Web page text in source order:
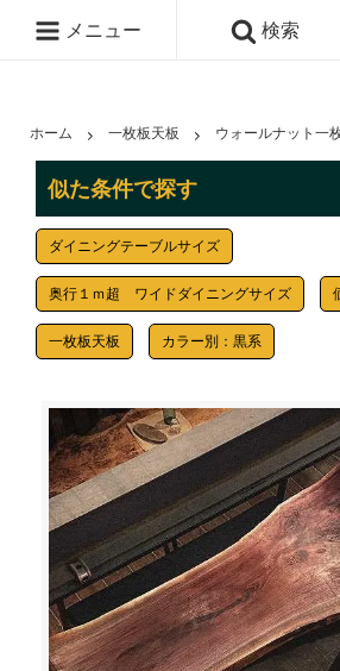
メニュー 検索
ホーム 一枚板天板 ウォールナット一
似た条件で探す
ダイニングテーブルサイズ
奥行１ｍ超 ワイドダイニングサイズ
一枚板天板 カラー別：黒系